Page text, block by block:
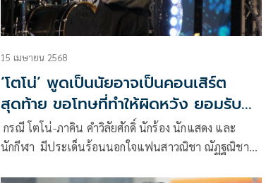
15 เมษายน 2568
‘โตโน่’ พูดเป็นนัยอาจเป็นคอนเสิร์ต
สุดท้าย ขอโทษที่ทำให้ผิดหวัง ยอมรับ
เป็นคนผิด ขอเสียงแฟนคลับส่งให้
’ณิชา’
กรณี โตโน่-ภาคิน คำวิลัยศักดิ์ นักร้อง นักแสดง และ
นักกีฬา มีประเด็นร้อนนอกใจแฟนสาวณิชา ณัฏฐณิชา